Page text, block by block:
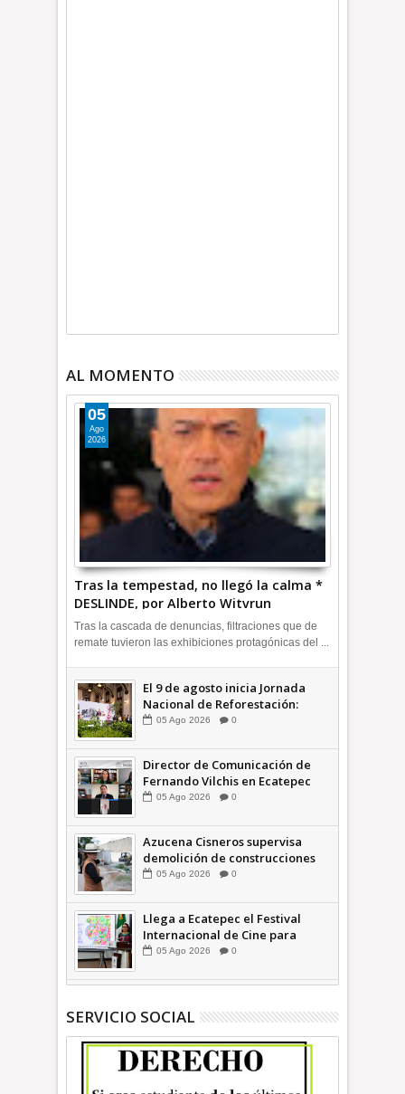
AL MOMENTO
Tras la tempestad, no llegó la calma *
DESLINDE, por Alberto Witvrun
OPINIÓN
05
Ago
2026
Tras la cascada de denuncias, filtraciones que de
remate tuvieron las exhibiciones protagónicas del ...
El 9 de agosto inicia Jornada
Nacional de Reforestación:
presidenta Sheinbaum +Video
05 Ago 2026 0
Director de Comunicación de
Fernando Vilchis en Ecatepec
financió publicaciones en redes
Cisneros: TEEM | INFORMATIVA
05 Ago 2026 0
Azucena Cisneros supervisa
demolición de construcciones
ilegales en zona federal
05 Ago 2026 0
Llega a Ecatepec el Festival
Internacional de Cine para
Niños (… y no tan Niños) +Video
05 Ago 2026 0
SERVICIO SOCIAL